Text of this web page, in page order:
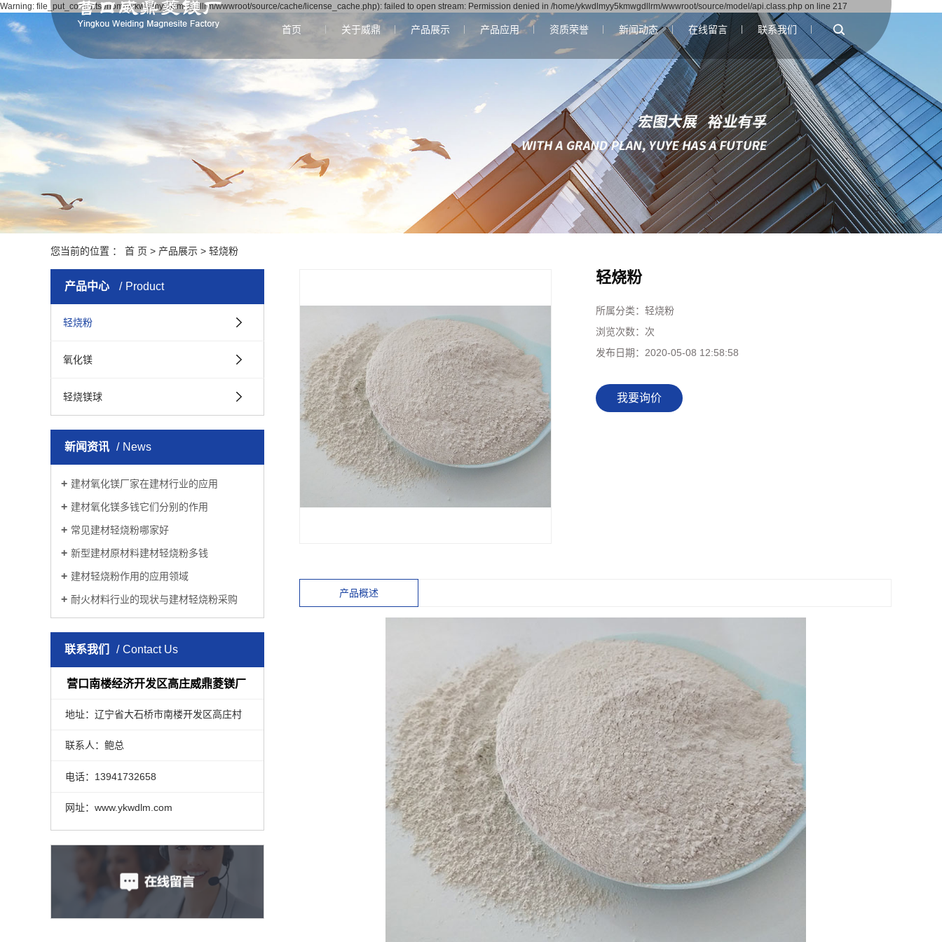
Warning: file_put_contents(/home/ykwdlmyy5kmwgdllrm/wwwroot/source/cache/license_cache.php): failed to open stream: Permission denied in /home/ykwdlmyy5kmwgdllrm/wwwroot/source/model/api.class.php on line 217
首页 关于威鼎
公司简介
资质荣誉
产品展示 产品应用 资质荣誉 新闻动态
公司新闻
行业资讯
技术资讯
在线留言 联系我们
联系我们
您当前的位置 ： 首 页 > 产品展示 > 轻烧粉
产品中心 Product
轻烧粉
氧化镁
轻烧镁球
新闻资讯 News
建材氧化镁厂家在建材行业的应用
建材氧化镁多钱它们分别的作用
常见建材轻烧粉哪家好
新型建材原材料建材轻烧粉多钱
建材轻烧粉作用的应用领域
耐火材料行业的现状与建材轻烧粉采购
联系我们 Contact Us
营口南楼经济开发区高庄威鼎菱镁厂
地址：辽宁省大石桥市南楼开发区高庄村
联系人：鲍总
电话：13941732658
网址：www.ykwdlm.com
轻烧粉
所属分类： 轻烧粉
浏览次数： 次
发布日期： 2020-05-08 12:58:58
我要询价
产品概述